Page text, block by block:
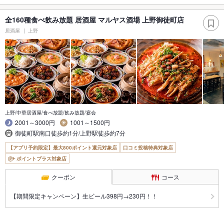
全160種食べ飲み放題 居酒屋 マルヤス酒場 上野御徒町店
居酒屋 上野
上野/中華居酒屋/食べ放題/飲み放題/宴会
2001～3000円
1001～1500円
御徒町駅南口徒歩約1分/上野駅徒歩約7分
【アプリ予約限定】最大800ポイント還元対象店
口コミ投稿特典対象店
ポイントプラス対象店
クーポン コース
【期間限定キャンペーン】生ビール398円→230円！！